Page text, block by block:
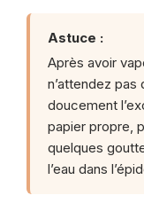
Astuce :
Après avoir
n’attendez pas
doucement
papier propre,
quelques
l’eau dans